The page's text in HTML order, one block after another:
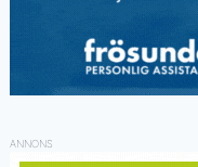
ANNONS